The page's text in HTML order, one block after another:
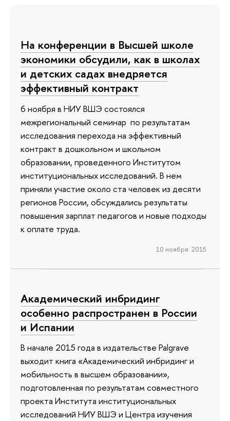
На конференции в Высшей школе
экономики обсудили, как в школах
и детских садах внедряется
эффективный контракт
6 ноября в НИУ ВШЭ состоялся
межрегиональный семинар по результатам
исследования перехода на эффективный
контракт в дошкольном и школьном
образовании, проведенного Институтом
институциональных исследований. В нем
приняли участие около ста человек из десяти
регионов России, обсуждались результаты
повышения зарплат педагогов и новые подходы
к оплате труда.
10 ноября 2015
Академический инбридинг
особенно распространен в России
и Испании
В начале 2015 года в издательстве Palgrave
выходит книга «Академический инбридинг и
мобильность в высшем образовании»,
подготовленная по результатам совместного
проекта Института институциональных
исследований НИУ ВШЭ и Центра изучения